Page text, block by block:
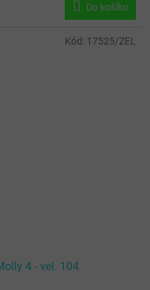
Do košíku
4 - vel. 104
Kód: 17525/ZEL